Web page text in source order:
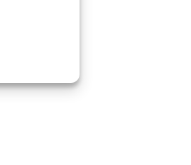
Blæksprutter, 30cm – Wild